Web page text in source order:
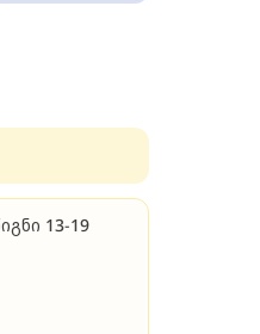
13-19